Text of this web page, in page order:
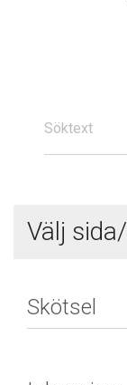
Söktext
Välj